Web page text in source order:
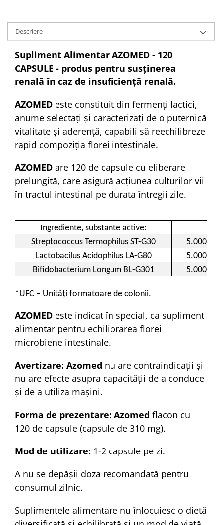
Descriere
Supliment Alimentar AZOMED - 120
CAPSULE - produs pentru susținerea
renală în caz de insuficiență renală.
AZOMED este constituit din fermenți lactici,
anume selectați și caracterizați de o puternică
vitalitate și aderență, capabili să reechilibreze
rapid compoziția florei intestinale.
AZOMED are 120 de capsule cu eliberare
prelungită, care asigură acțiunea culturilor vii
în tractul intestinal pe durata întregii zile.
Ingrediente, substante active:
Streptococcus Termophilus ST-G30
Lactobacilus Acidophilus LA-G80
Bifidobacterium Longum BL-G301
*UFC – Unități formatoare de colonii.
AZOMED este indicat în special, ca supliment
alimentar pentru echilibrarea florei
microbiene intestinale.
Avertizare: Azomed nu are contraindicații și
nu are efecte asupra capacității de a conduce
și de a utiliza mașini.
Forma de prezentare: Azomed flacon cu
120 de capsule (capsule de 310 mg).
Mod de utilizare: 1-2 capsule pe zi.
A nu se depășii doza recomandată pentru
consumul zilnic.
Suplimentele alimentare nu înlocuiesc o dietă